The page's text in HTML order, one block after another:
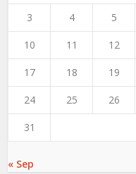
3 4 5
10 11 12
17 18 19
24 25 26
31
« Sep